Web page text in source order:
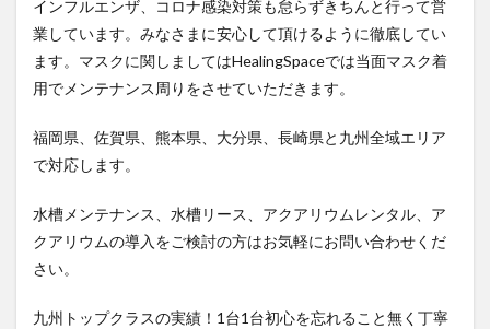
インフルエンザ、コロナ感染対策も怠らずきちんと行って営
業しています。みなさまに安心して頂けるように徹底してい
ます。マスクに関しましてはHealingSpaceでは当面マスク着
用でメンテナンス周りをさせていただきます。
福岡県、佐賀県、熊本県、大分県、長崎県と九州全域エリア
で対応します。
水槽メンテナンス、水槽リース、アクアリウムレンタル、ア
クアリウムの導入をご検討の方はお気軽にお問い合わせくだ
さい。
九州トップクラスの実績！1台1台初心を忘れること無く丁寧